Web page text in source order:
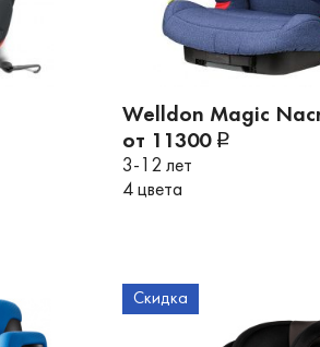
Welldon Magic
от 11300
3-12 лет
4 цвета
Скидка